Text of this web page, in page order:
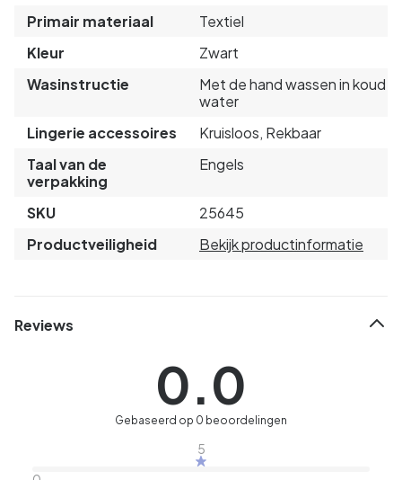
Primair materiaal
Textiel
Kleur
Zwart
Wasinstructie
Met de hand wassen in koud
water
Lingerie accessoires
Kruisloos, Rekbaar
Taal van de
verpakking
Engels
SKU
25645
Productveiligheid
Bekijk productinformatie
Reviews
0.0
Gebaseerd op 0 beoordelingen
5